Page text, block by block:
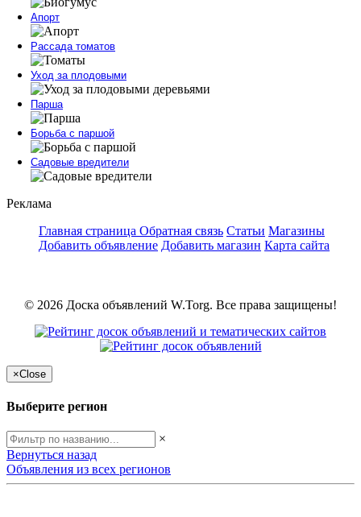
Апорт
Рассада томатов
Уход за плодовыми
Парша
Борьба с паршой
Садовые вредители
Реклама
Главная страница Обратная связь Статьи Магазины
Добавить объявление Добавить магазин Карта сайта
© 2026 Доска объявлений W.Torg. Все права защищены!
×Close
Выберите регион
×
Вернуться назад
Объявления из всех регионов